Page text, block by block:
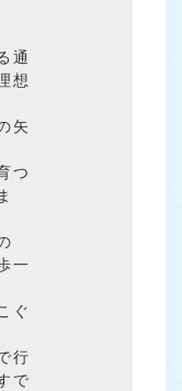
通
想
矢
つ
一
ぐ
行
で